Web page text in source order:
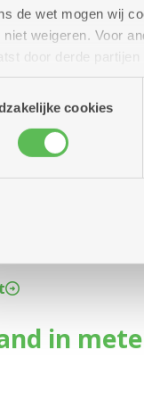
de wet mogen wij
niet weigeren. Voor
door derde
gebruik
met andere
cookies
nog
los van het
is volmondig ja
.
invloed op elkaar.
in